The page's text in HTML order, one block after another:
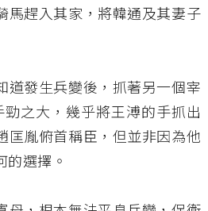
馬趕入其家，將韓通及其妻子
道發生兵變後，抓著另一個宰
之大，幾乎將王溥的手抓出
匡胤俯首稱臣，但並非因為他
選擇。